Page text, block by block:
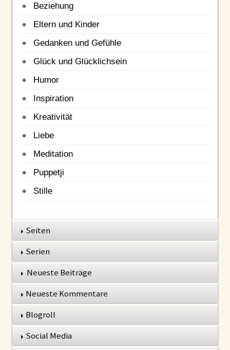
Beziehung
Eltern und Kinder
Gedanken und Gefühle
Glück und Glücklichsein
Humor
Inspiration
Kreativität
Liebe
Meditation
Puppetji
Stille
Seiten
Serien
Neueste Beiträge
Neueste Kommentare
Blogroll
Social Media